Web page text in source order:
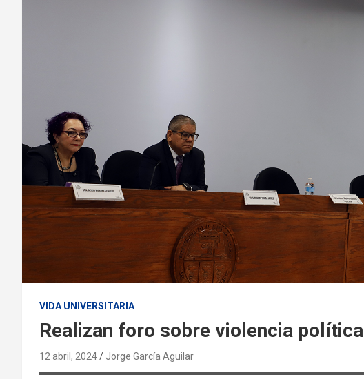
VIDA UNIVERSITARIA
Realizan foro sobre violencia política
12 abril, 2024 Jorge García Aguilar